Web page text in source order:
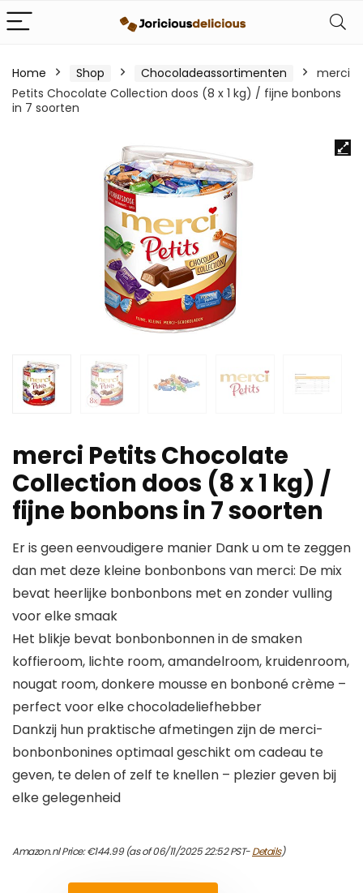
Home Shop Chocoladeassortimenten
merci
Petits Chocolate Collection doos (8 x 1 kg) / fijne bonbons
in 7 soorten
merci Petits Chocolate
Collection doos (8 x 1 kg) /
fijne bonbons in 7 soorten
Er is geen eenvoudigere manier Dank u om te zeggen
dan met deze kleine bonbonbons van merci: De mix
bevat heerlijke bonbonbons met en zonder vulling
voor elke smaak
Het blikje bevat bonbonbonnen in de smaken
koffieroom, lichte room, amandelroom, kruidenroom,
nougat room, donkere mousse en bonboné crème –
perfect voor elke chocoladeliefhebber
Dankzij hun praktische afmetingen zijn de merci-
bonbonbonines optimaal geschikt om cadeau te
geven, te delen of zelf te knellen – plezier geven bij
elke gelegenheid
Amazon.nl Price:€144.99(as of 06/11/2025 22:52 PST-Details)